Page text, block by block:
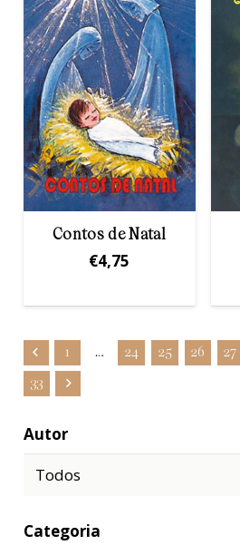
Autor
Categoria
Contos de Natal
€4,75
1 … 24 25 26 27
33